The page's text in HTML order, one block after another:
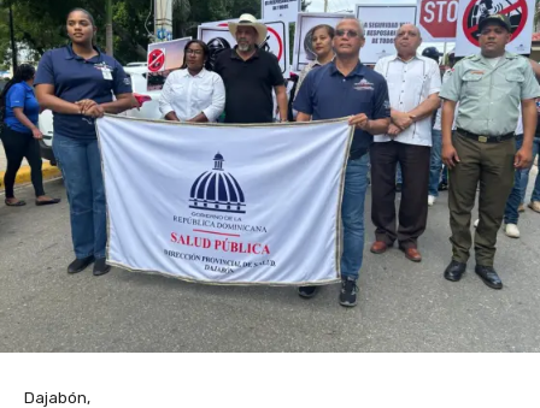
Dajabón,